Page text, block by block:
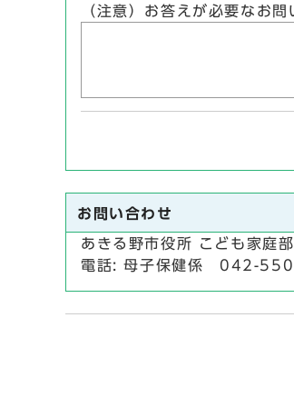
（注意）お答えが必要なお
お問い合わせ
あきる野市役所 こども家庭
電話: 母子保健係 042-